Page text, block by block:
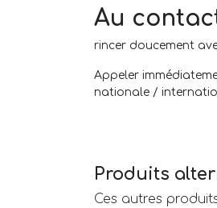
Au
rincer doucement
Appeler
nationale /
Produits
Ces autres